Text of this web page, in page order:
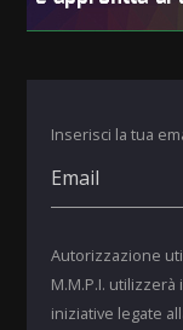
Inserisci la tua
Autorizzazione
M.M.P.I.
iniziative legate